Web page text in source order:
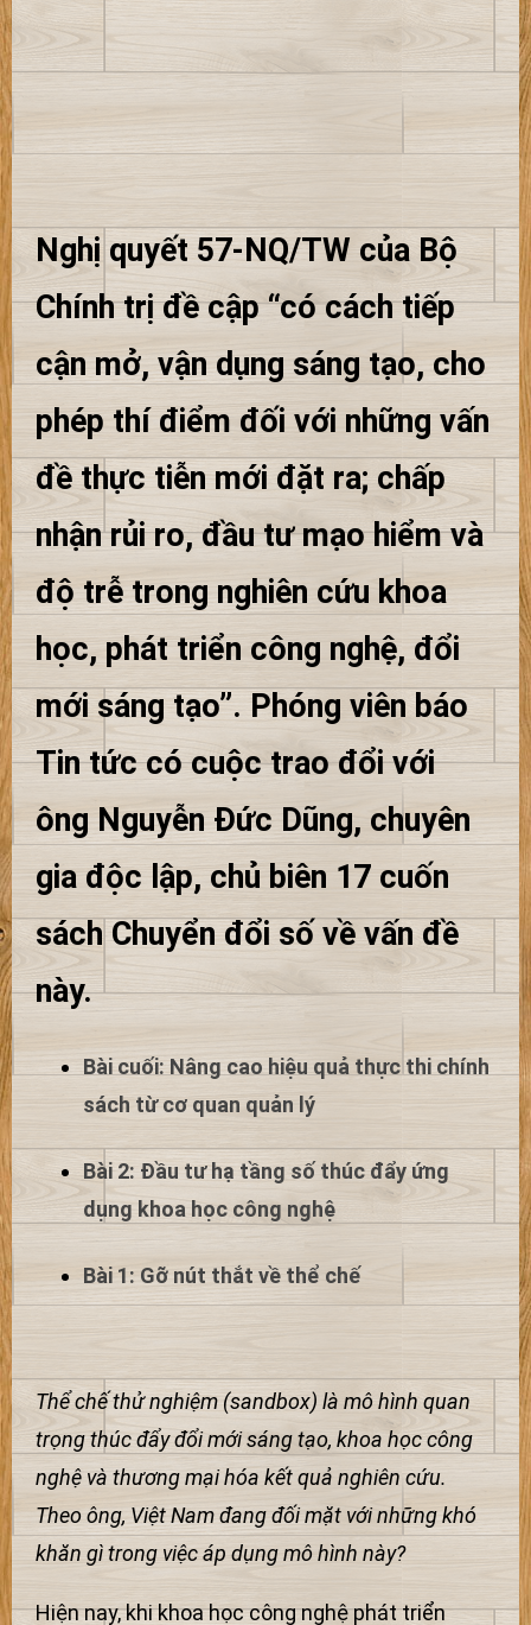
Nghị quyết 57-NQ/TW của Bộ
Chính trị đề cập “có cách tiếp
cận mở, vận dụng sáng tạo, cho
phép thí điểm đối với những vấn
đề thực tiễn mới đặt ra; chấp
nhận rủi ro, đầu tư mạo hiểm và
độ trễ trong nghiên cứu khoa
học, phát triển công nghệ, đổi
mới sáng tạo”. Phóng viên báo
Tin tức có cuộc trao đổi với
ông Nguyễn Đức Dũng, chuyên
gia độc lập, chủ biên 17 cuốn
sách Chuyển đổi số về vấn đề
này.
Bài cuối: Nâng cao hiệu quả thực thi chính
sách từ cơ quan quản lý
Bài 2: Đầu tư hạ tầng số thúc đẩy ứng
dụng khoa học công nghệ
Bài 1: Gỡ nút thắt về thể chế
Thể chế thử nghiệm (sandbox) là mô hình quan
trọng thúc đẩy đổi mới sáng tạo, khoa học công
nghệ và thương mại hóa kết quả nghiên cứu.
Theo ông, Việt Nam đang đối mặt với những khó
khăn gì trong việc áp dụng mô hình này?
Hiện nay, khi khoa học công nghệ phát triển